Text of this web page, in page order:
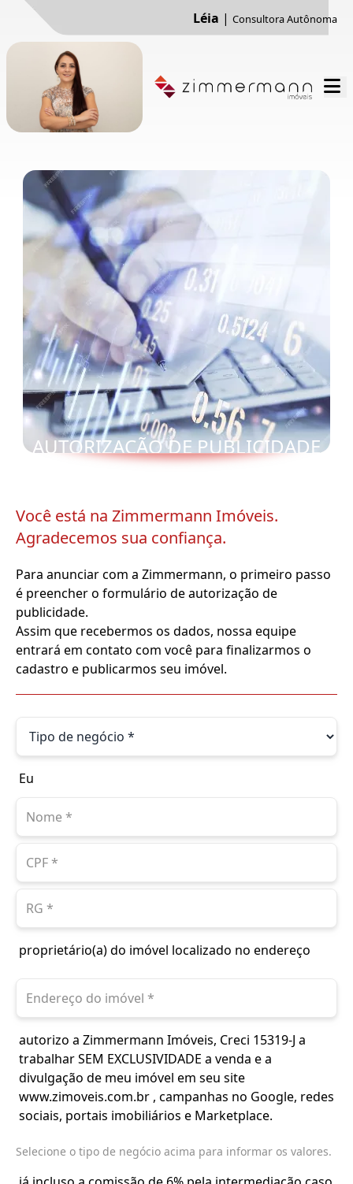
Léia | Consultora Autônoma
AUTORIZAÇÃO DE PUBLICIDADE
Você está na Zimmermann Imóveis.
Agradecemos sua confiança.
Para anunciar com a Zimmermann, o primeiro passo
é preencher o formulário de autorização de
publicidade.
Assim que recebermos os dados, nossa equipe
entrará em contato com você para finalizarmos o
cadastro e publicarmos seu imóvel.
Eu
proprietário(a) do imóvel localizado no endereço
autorizo a Zimmermann Imóveis, Creci 15319-J a
trabalhar SEM EXCLUSIVIDADE a venda e a
divulgação de meu imóvel em seu site
www.zimoveis.com.br , campanhas no Google, redes
sociais, portais imobiliários e Marketplace.
Selecione o tipo de negócio acima para informar os valores.